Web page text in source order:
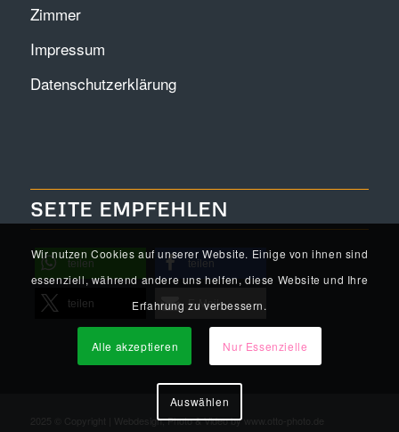
Zimmer
Impressum
Datenschutzerklärung
SEITE EMPFEHLEN
teilen teilen
teilen E-Mail
2025 © Copyright | Webdesign, Photo & Video by www.otto-photo.de
Wir nutzen Cookies auf unserer Website. Einige von ihnen sind
essenziell, während andere uns helfen, diese Website und Ihre
Erfahrung zu verbessern.
Alle akzeptieren Nur Essenzielle
Auswählen